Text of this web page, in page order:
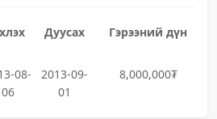
Дуусах Гэрээний дүн
08-
06
2013-09-
01
8,000,000₮